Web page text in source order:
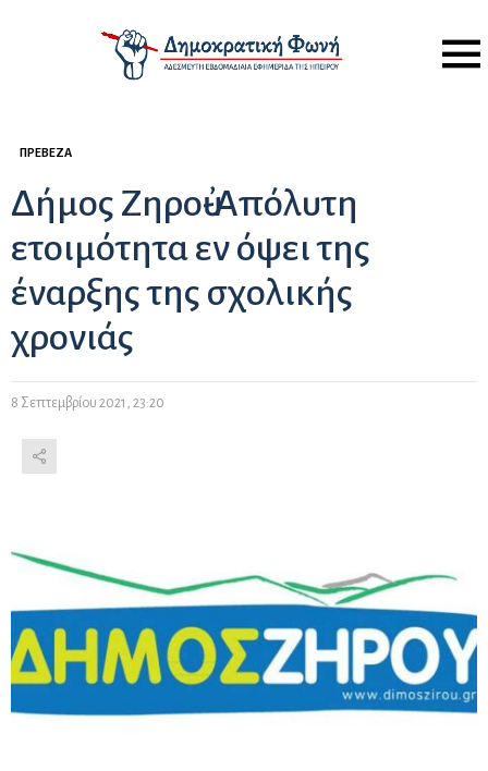
Menu
ΠΡΈΒΕΖΑ
Δήμος Ζηροὐ-Απόλυτη
ετοιμότητα εν όψει της
έναρξης της σχολικής
χρονιάς
8 Σεπτεμβρίου 2021, 23:20